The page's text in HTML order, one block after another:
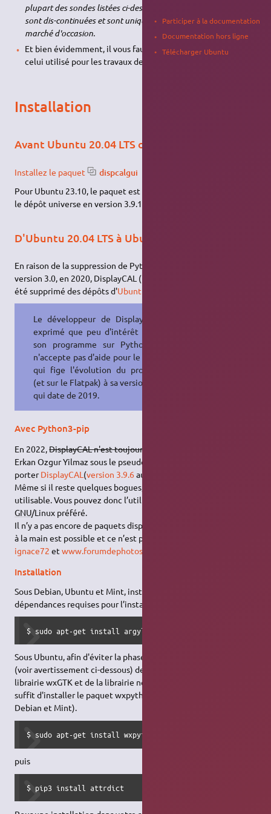
plupart des sondes listées ci-dessous, sauf les plus récentes,
sont dis-continuées et sont uniquement disponibles sur le
marché d'occasion.
Et bien évidemment, il vous faudra un moniteur qui sera
celui utilisé pour les travaux de graphisme.
Installation
Avant Ubuntu 20.04 LTS ou pour Ubuntu 23.10
Installez le paquet dispcalgui
Pour Ubuntu 23.10, le paquet est de nouveau disponible dans
le dépôt universe en version 3.9.11
D'Ubuntu 20.04 LTS à Ubuntu 23.04
En raison de la suppression de Python2 sur
version 3.0, en 2020, DisplayCAL (programmé en
été supprimé des dépôts d'Ubuntu20.04 LTS
Le développeur de DisplayCAL n'a
exprimé que peu d'intérêt à porter
son programme sur Python3.0 et
n'accepte pas d'aide pour le faire. Ce
qui fige l'évolution du programme
(et sur le Flatpak) à sa version 3.8.9.3
qui date de 2019.
Avec Python3-pip
En 2022,DisplayCAL n'est toujours pas porté sur Python3.0
Erkan Ozgur Yilmaz sous le pseudo de eoyilmaz a décidé de
porterDisplayCAL (version 3.9.6au 12/06/2022) en Python 3.
Même si il reste quelques bogues, DisplayCAL est néanmoins
utilisable. Vous pouvez donc l’utiliser sur votre distribution
GNU/Linux préféré.
Il n’y a pas encore de paquets disponibles, mais une installation
à la main est possible et ce n’est pas très compliqué (source :
ignace72 etwww.forumdephotos.com
Installation
Sous Debian, Ubuntu et Mint, installez argyll et les
dépendances requises pour l’installation :
$ sudo apt-get install argyll build-essential dbus
Sous Ubuntu, afin d'éviter la phase de construction très longue
(voir avertissement ci-dessous) de l'interface Python de la
librairie wxGTK et de la librairie nécessaire à l'exécution, il
suffit d'installer le paquet wxpython-tools (à vérifier pour
Debian et Mint).
$ sudo apt-get install wxpython-tools
puis
$ pip3 install attrdict
Participer à la documentation
Documentation hors ligne
Télécharger Ubuntu